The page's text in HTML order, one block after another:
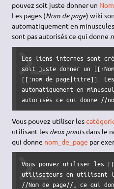
pouvez soit juste donner un
Les pages (Nom de page) wiki
automatiquement en
sont pas autorisés ce qui donne
Les liens internes sont
soit juste donner un
[[:nom de page|titre]].
automatiquement en
autorisés ce qui donne //
Vous pouvez utiliser les
utilisant les deux pointsdans le
qui donne nom_de_page par
Vous pouvez utiliser les
utilisateurs en utilisant
//Nom de page//, ce qui